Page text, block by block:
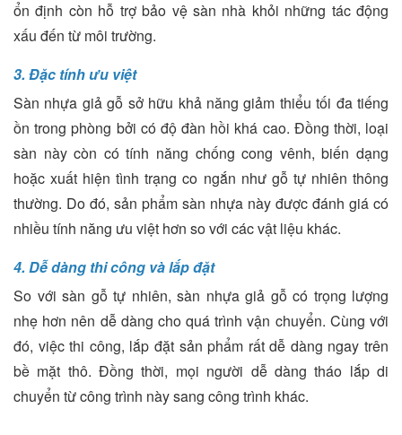
ổn định còn hỗ trợ bảo vệ sàn nhà khỏi những tác động
xấu đến từ môi trường.
3. Đặc tính ưu việt
Sàn nhựa giả gỗ sở hữu khả năng giảm thiểu tối đa tiếng
ồn trong phòng bởi có độ đàn hồi khá cao. Đồng thời, loại
sàn này còn có tính năng chống cong vênh, biến dạng
hoặc xuất hiện tình trạng co ngắn như gỗ tự nhiên thông
thường. Do đó, sản phẩm sàn nhựa này được đánh giá có
nhiều tính năng ưu việt hơn so với các vật liệu khác.
4. Dễ dàng thi công và lắp đặt
So với sàn gỗ tự nhiên, sàn nhựa giả gỗ có trọng lượng
nhẹ hơn nên dễ dàng cho quá trình vận chuyển. Cùng với
đó, việc thi công, lắp đặt sản phẩm rất dễ dàng ngay trên
bề mặt thô. Đồng thời, mọi người dễ dàng tháo lắp di
chuyển từ công trình này sang công trình khác.